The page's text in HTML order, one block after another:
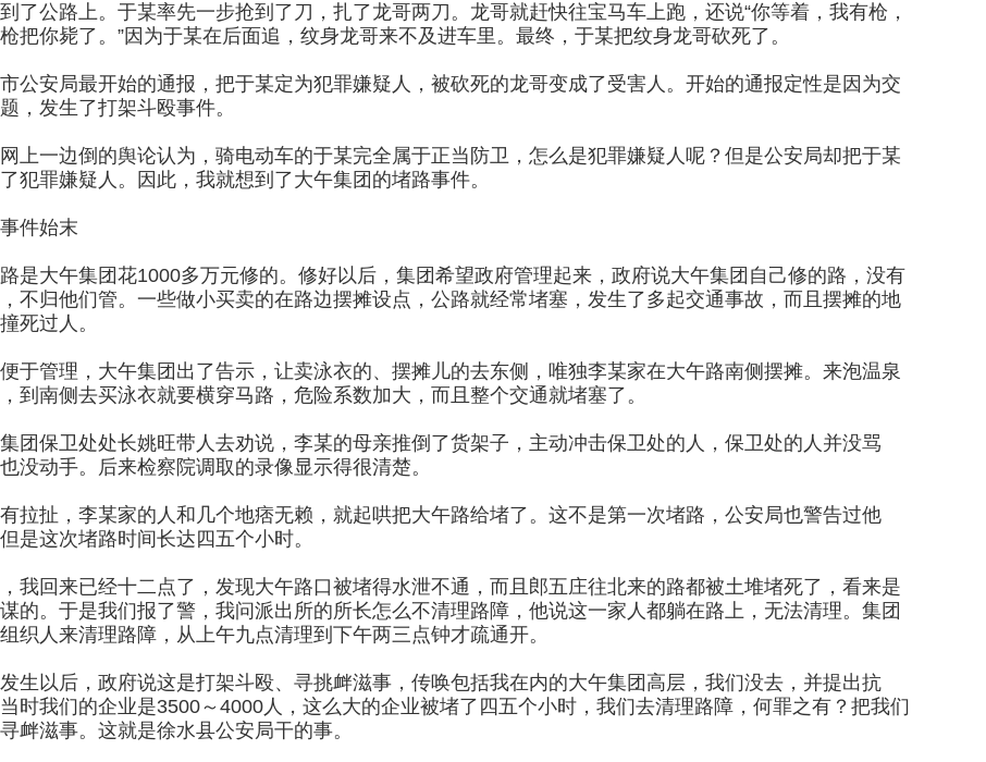
了公路上。于某率先一步抢到了刀，扎了龙哥两刀。龙哥就赶快往宝马车上跑，还说“你等着，我有枪，
把你毙了。”因为于某在后面追，纹身龙哥来不及进车里。最终，于某把纹身龙哥砍死了。
公安局最开始的通报，把于某定为犯罪嫌疑人，被砍死的龙哥变成了受害人。开始的通报定性是因为交
，发生了打架斗殴事件。
上一边倒的舆论认为，骑电动车的于某完全属于正当防卫，怎么是犯罪嫌疑人呢？但是公安局却把于某
犯罪嫌疑人。因此，我就想到了大午集团的堵路事件。
件始末
是大午集团花1000多万元修的。修好以后，集团希望政府管理起来，政府说大午集团自己修的路，没有
不归他们管。一些做小买卖的在路边摆摊设点，公路就经常堵塞，发生了多起交通事故，而且摆摊的地
死过人。
于管理，大午集团出了告示，让卖泳衣的、摆摊儿的去东侧，唯独李某家在大午路南侧摆摊。来泡温泉
到南侧去买泳衣就要横穿马路，危险系数加大，而且整个交通就堵塞了。
团保卫处处长姚旺带人去劝说，李某的母亲推倒了货架子，主动冲击保卫处的人，保卫处的人并没骂
没动手。后来检察院调取的录像显示得很清楚。
拉扯，李某家的人和几个地痞无赖，就起哄把大午路给堵了。这不是第一次堵路，公安局也警告过他
是这次堵路时间长达四五个小时。
我回来已经十二点了，发现大午路口被堵得水泄不通，而且郎五庄往北来的路都被土堆堵死了，看来是
的。于是我们报了警，我问派出所的所长怎么不清理路障，他说这一家人都躺在路上，无法清理。集团
织人来清理路障，从上午九点清理到下午两三点钟才疏通开。
生以后，政府说这是打架斗殴、寻挑衅滋事，传唤包括我在内的大午集团高层，我们没去，并提出抗
时我们的企业是3500～4000人，这么大的企业被堵了四五个小时，我们去清理路障，何罪之有？把我们
衅滋事。这就是徐水县公安局干的事。